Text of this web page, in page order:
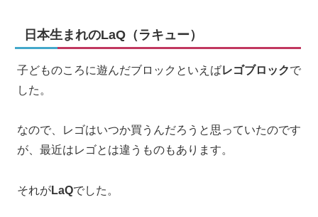
日本生まれのLaQ（ラキュー）
子どものころに遊んだブロックといえばレゴブロックで
した。
なので、レゴはいつか買うんだろうと思っていたのです
が、最近はレゴとは違うものもあります。
それがLaQでした。